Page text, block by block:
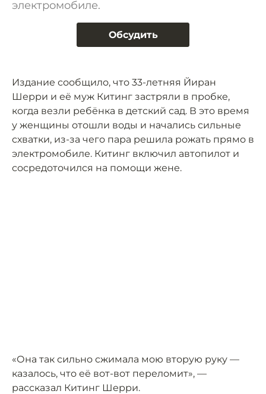
электромобиле.
Обсудить
Издание сообщило, что 33-летняя Йиран
Шерри и её муж Китинг застряли в пробке,
когда везли ребёнка в детский сад. В это время
у женщины отошли воды и начались сильные
схватки, из-за чего пара решила рожать прямо в
электромобиле. Китинг включил автопилот и
сосредоточился на помощи жене.
«Она так сильно сжимала мою вторую руку —
казалось, что её вот-вот переломит», —
рассказал Китинг Шерри.